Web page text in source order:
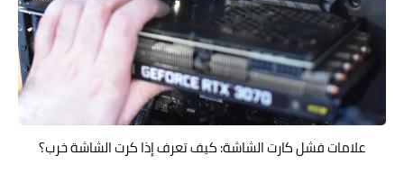
علامات فشل كارت الشاشة: كيف تعرف إذا كرت الشاشة خرب؟